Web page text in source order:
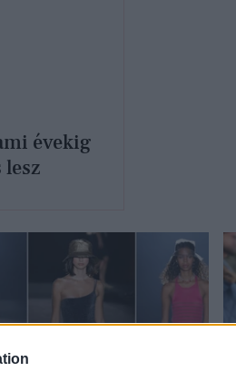
évekig
lesz